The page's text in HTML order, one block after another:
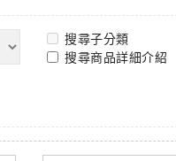
搜尋子分類
搜尋商品詳細介紹